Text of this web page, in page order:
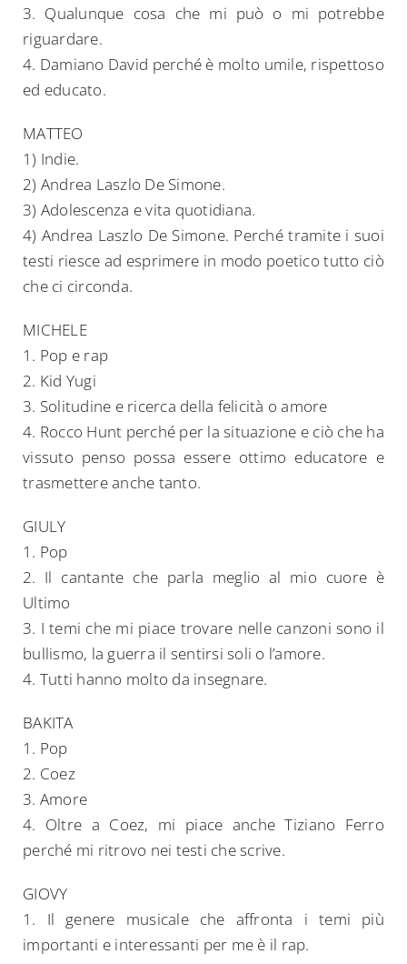
3. Qualunque cosa che mi può o mi potrebbe
riguardare.
4. Damiano David perché è molto umile, rispettoso
ed educato.
MATTEO
1) Indie.
2) Andrea Laszlo De Simone.
3) Adolescenza e vita quotidiana.
4) Andrea Laszlo De Simone. Perché tramite i suoi
testi riesce ad esprimere in modo poetico tutto ciò
che ci circonda.
MICHELE
1. Pop e rap
2. Kid Yugi
3. Solitudine e ricerca della felicità o amore
4. Rocco Hunt perché per la situazione e ciò che ha
vissuto penso possa essere ottimo educatore e
trasmettere anche tanto.
GIULY
1. Pop
2. Il cantante che parla meglio al mio cuore è
Ultimo
3. I temi che mi piace trovare nelle canzoni sono il
bullismo, la guerra il sentirsi soli o l’amore.
4. Tutti hanno molto da insegnare.
BAKITA
1. Pop
2. Coez
3. Amore
4. Oltre a Coez, mi piace anche Tiziano Ferro
perché mi ritrovo nei testi che scrive.
GIOVY
1. Il genere musicale che affronta i temi più
importanti e interessanti per me è il rap.